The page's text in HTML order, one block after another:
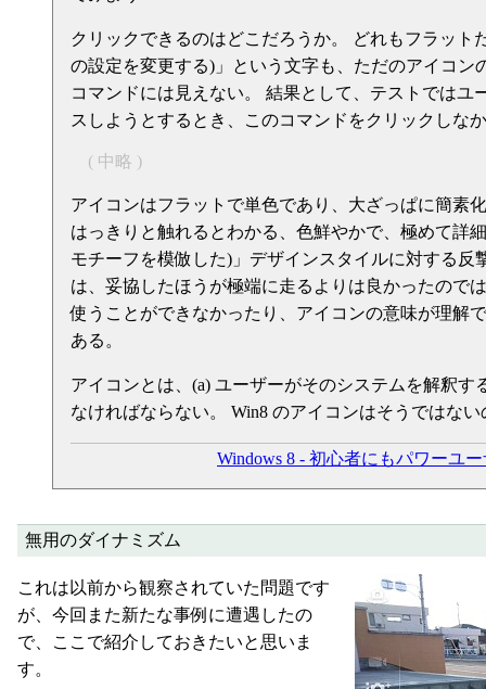
クリックできるのはどこだろうか。 どれもフラット
の設定を変更する)」という文字も、ただのアイコ
コマンドには見えない。 結果として、テストでは
スしようとするとき、このコマンドをクリックしな
( 中略 )
アイコンはフラットで単色であり、大ざっぱに簡素
はっきりと触れるとわかる、色鮮やかで、極めて詳
モチーフを模倣した)」デザインスタイルに対する
は、妥協したほうが極端に走るよりは良かったので
使うことができなかったり、アイコンの意味が理解
ある。
アイコンとは、(a) ユーザーがそのシステムを解釈
なければならない。 Win8 のアイコンはそうではな
Windows 8 - 初心者にもパワーユ
無用のダイナミズム
これは以前から観察されていた問題です
が、今回また新たな事例に遭遇したの
で、ここで紹介しておきたいと思いま
す。